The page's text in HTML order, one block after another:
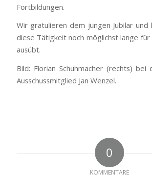
Fortbildungen.
Wir gratulieren dem jungen Jubilar und
diese Tätigkeit noch möglichst lange für
ausübt.
Bild: Florian Schuhmacher (rechts)
Ausschussmitglied Jan Wenzel.
0
KOMMENTARE